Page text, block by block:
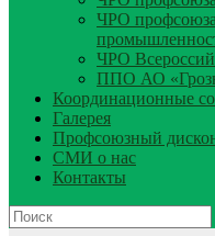
ЧРО профсоюза
ЧРО
ППО АО
Координационные
Галерея
Профсоюзный
СМИ о нас
Контакты